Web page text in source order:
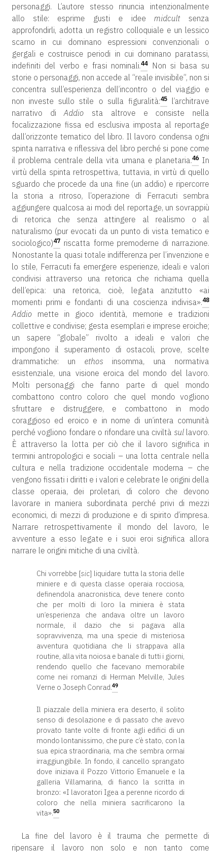
personaggi. L’autore stesso rinuncia intenzionalmente
allo stile: esprime gusti e ideemidcultsenza
approfondirli, adotta un registro colloquiale e un lessico
scarno in cui dominano espressioni convenzionali o
gergali e costruisce periodi in cui dominano paratassi,
indefiniti del verbo e frasi nominali.44Non si basa su
storie o personaggi, non accede al “reale invisibile”, non si
concentra sull’esperienza dell’incontro o del viaggio e
non investe sullo stile o sulla figuralità:45l’architrave
narrativo diAddio sta altrove e consiste nella
focalizzazione fissa ed esclusiva imposta al reportage
dall’orizzonte tematico del libro. Il lavoro condensa ogni
spinta narrativa e riflessiva del libro perché si pone come
il problema centrale della vita umana e planetaria.46 In
virtù della spinta retrospettiva, tuttavia, in virtù di quello
sguardo che procede da una fine (un addio) e ripercorre
la storia a ritroso, l’operazione di Ferracuti sembra
aggiungere qualcosa ai modi del reportage, un sovrappiù
di retorica che senza attingere al realismo o al
naturalismo (pur evocati da un punto di vista tematico e
sociologico)47 riscatta forme premoderne di narrazione.
Nonostante la quasi totale indifferenza per l’invenzione e
lo stile, Ferracuti fa emergere esperienze, ideali e valori
condivisi attraverso una retorica che richiama quella
dell’epica: una retorica, cioè, legata anzitutto «ai
momenti primi e fondanti di una coscienza indivisa».48
Addio mette in gioco identità, memorie e tradizioni
collettive e condivise; gesta esemplari e imprese eroiche;
un sapere “globale” rivolto a ideali e valori che
impongono il superamento di ostacoli, prove, scelte
drammatiche: un ethos insomma, una normativa
esistenziale, una visione eroica del mondo del lavoro.
Molti personaggi che fanno parte di quel mondo
combattono contro coloro che quel mondo vogliono
sfruttare e distruggere, e combattono in modo
coraggioso ed eroico e in nome di un’intera comunità
perché vogliono fondare o rifondare una civiltà sullavoro.
È attraverso la lotta per ciò che il lavoro significa in
termini antropologici e sociali – una lotta centrale nella
cultura e nella tradizione occidentale moderna – che
vengono fissati i diritti e i valori e celebrate le origini della
classe operaia, dei proletari, di coloro che devono
lavorare in maniera subordinata perché privi di mezzi
economici, di mezzi di produzione e di spirito d’impresa.
Narrare retrospettivamente il mondo del lavoro, le
avventure a esso legate e i suoi eroi significa allora
narrare le origini mitiche di una civiltà.
Chi vorrebbe [sic] liquidare tutta la storia delle
miniere e di questa classe operaia rocciosa,
definendola anacronistica, deve tenere conto
che per molti di loro la miniera è stata
un’esperienza che andava oltre un lavoro
normale, il dazio che si pagava alla
sopravvivenza, ma una specie di misteriosa
avventura quotidiana che li strappava alla
routine, alla vita noiosa e banale di tutti i giorni,
rendendo quello che facevano memorabile
come nei romanzi di Herman Melville, Jules
Verne o Joseph Conrad.49
Il piazzale della miniera era deserto, il solito
senso di desolazione e di passato che avevo
provato tante volte di fronte agli edifici di un
mondo lontanissimo, che pure c’è stato, con la
sua epica straordinaria, ma che sembra ormai
irraggiungibile. In fondo, il cancello sprangato
dove iniziava il Pozzo Vittorio Emanuele e la
galleria Villamarina, di fianco la scritta in
bronzo: «I lavoratori Igea a perenne ricordo di
coloro che nella miniera sacrificarono la
vita».50
La fine del lavoro è il trauma che permette di
ripensare il lavoro non solo e non tanto come